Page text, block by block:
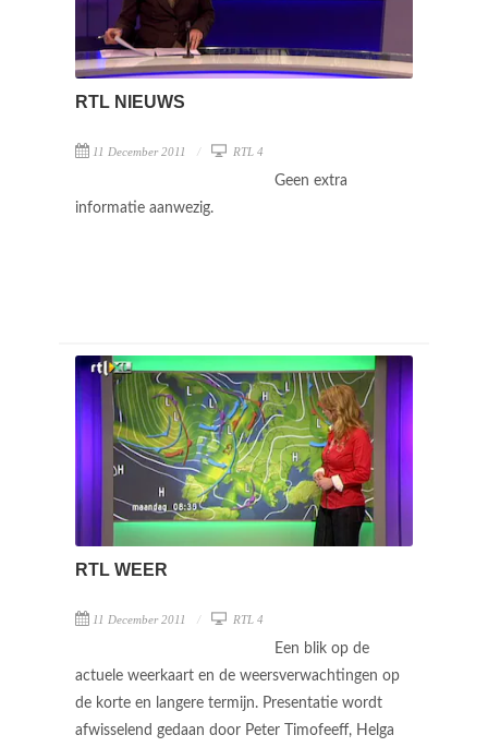
RTL NIEUWS
11 December 2011 RTL 4
Geen extra
informatie aanwezig.
RTL WEER
11 December 2011 RTL 4
Een blik op de
actuele weerkaart en de weersverwachtingen op
de korte en langere termijn. Presentatie wordt
afwisselend gedaan door Peter Timofeeff, Helga